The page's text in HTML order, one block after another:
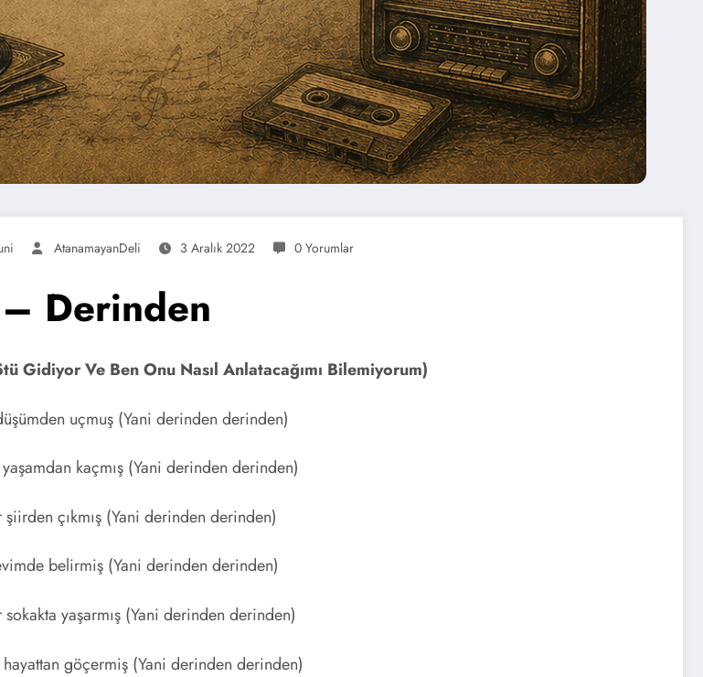
AtanamayanDeli 3 Aralık 2022 0 Yorumlar
– Derinden
Gidiyor Ve Ben Onu Nasıl Anlatacağımı Bilemiyorum)
uçmuş (Yani derinden derinden)
kaçmış (Yani derinden derinden)
şiirden çıkmış (Yani derinden derinden)
belirmiş (Yani derinden derinden)
yaşarmış (Yani derinden derinden)
göçermiş (Yani derinden derinden)